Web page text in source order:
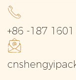
+86 -187